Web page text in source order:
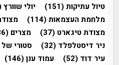
טיול עתיקות(151) יולי שוורץ
מלחמת העצמאות(114)
מצודת טיגארט (37) מצרים (36)
ניר דיסטלפלד (32) סטורי
עיר דוד (52) עמוד ענן(146)